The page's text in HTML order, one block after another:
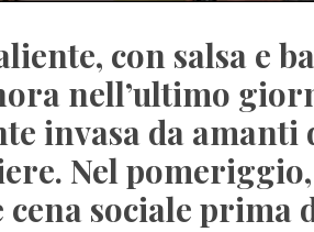
con salsa e
nell’ultimo
invasa da amanti
Nel
cena sociale prima